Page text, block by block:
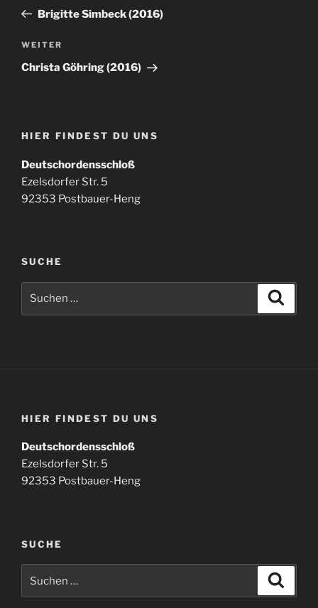
Beitrag
Brigitte Simbeck (2016)
Nächster
Beitrag
WEITER
Christa Göhring (2016)
HIER FINDEST DU UNS
Deutschordensschloß
Ezelsdorfer Str. 5
92353 Postbauer-Heng
SUCHE
HIER FINDEST DU UNS
Deutschordensschloß
Ezelsdorfer Str. 5
92353 Postbauer-Heng
SUCHE
nach: